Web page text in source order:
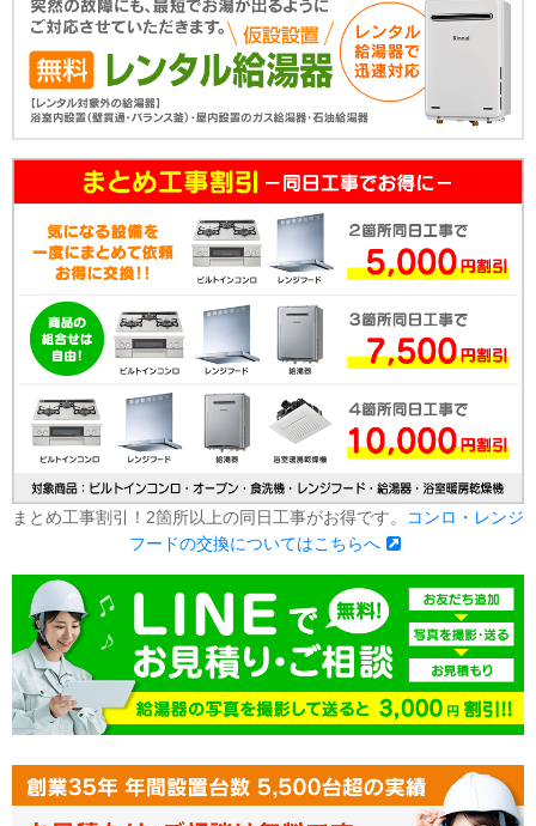
まとめ工事割引！2箇所以上の同日工事がお得です。
コンロ・レンジ
フードの交換についてはこちらへ